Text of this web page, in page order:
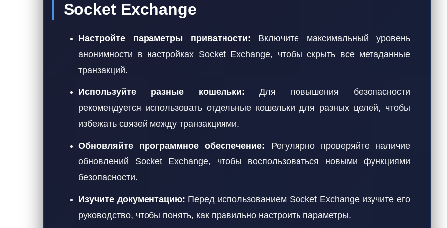
Socket Exchange
Настройте параметры приватности: Включите максимальный уровень
анонимности в настройках Socket Exchange, чтобы скрыть все метаданные
транзакций.
Используйте разные кошельки: Для повышения безопасности
рекомендуется использовать отдельные кошельки для разных целей, чтобы
избежать связей между транзакциями.
Обновляйте программное обеспечение: Регулярно проверяйте наличие
обновлений Socket Exchange, чтобы воспользоваться новыми функциями
безопасности.
Изучите документацию: Перед использованием Socket Exchange изучите его
руководство, чтобы понять, как правильно настроить параметры.